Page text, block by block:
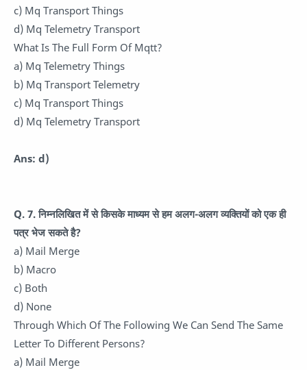
c) Mq Transport Things
d) Mq Telemetry Transport
What Is The Full Form Of Mqtt?
a) Mq Telemetry Things
b) Mq Transport Telemetry
c) Mq Transport Things
d) Mq Telemetry Transport
Ans: d)
Q. 7. निम्नलिखित में से किसके माध्यम से हम अलग-अलग व्यक्तियों को एक ही
पत्र भेज सकते है?
a) Mail Merge
b) Macro
c) Both
d) None
Through Which Of The Following We Can Send The Same
Letter To Different Persons?
a) Mail Merge